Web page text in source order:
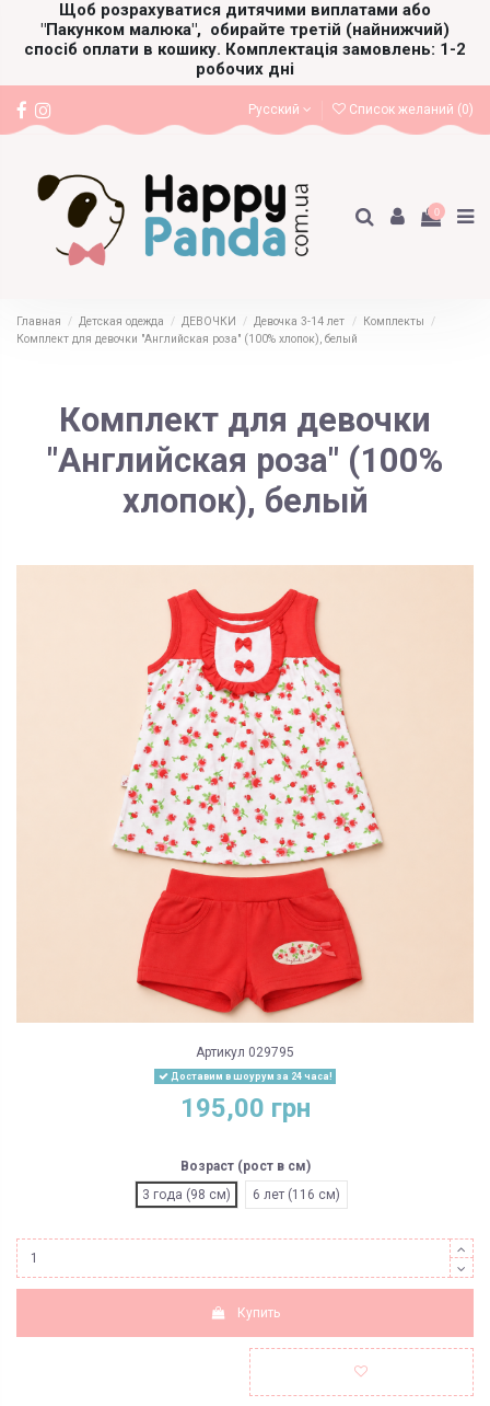
Щоб розрахуватися дитячими виплатами або
"Пакунком малюка", обирайте третій (найнижчий)
спосіб оплати в кошику. Комплектація замовлень: 1-2
робочих дні
Русский Список желаний (0)
0
Главная Детская одежда ДЕВОЧКИ Девочка 3-14 лет
Комплекты
Комплект для девочки "Английская роза" (100% хлопок), белый
Комплект для девочки
"Английская роза" (100%
хлопок), белый
Артикул 029795
Доставим в шоурум за 24 часа!
195,00 грн
Возраст (рост в см)
3 года (98 см)
6 лет (116 см)
Купить